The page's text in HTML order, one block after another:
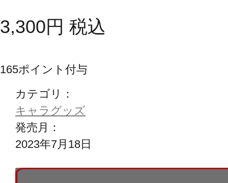
3,300円 税込
165ポイント付与
カテゴリ：
キャラグッズ
発売月：
2023年7月18日